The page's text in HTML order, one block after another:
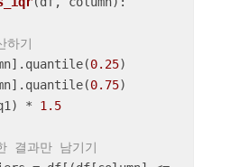
하기
0.25)
0.75)
q1) *
1.5
결과만 남기기